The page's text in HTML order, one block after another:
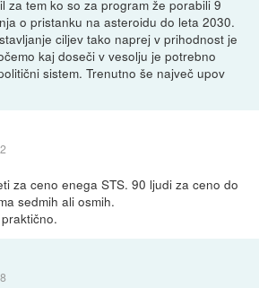
za tem ko so za program že porabili 9
o pristanku na asteroidu do leta 2030.
ciljev tako naprej v prihodnost je
kaj doseči v vesolju je potrebno
sistem. Trenutno še največ upov
za ceno enega STS. 90 ljudi za ceno do
sedmih ali osmih.